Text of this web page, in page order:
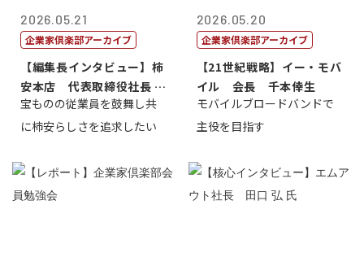
2026.05.21
企業家倶楽部アーカイブ
【編集長インタビュー】柿
安本店 代表取締役社長 赤
塚保正
宝ものの従業員を鼓舞し共
に柿安らしさを追求したい
2026.05.20
企業家倶楽部アーカイブ
【21世紀戦略】イー・モバ
イル 会長 千本倖生
モバイルブロードバンドで
主役を目指す